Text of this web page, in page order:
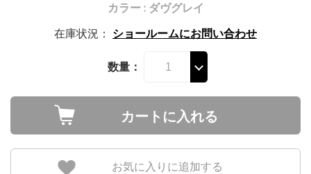
カラー : ダヴグレイ
在庫状況： ショールームにお問い合わせ
数量：
カートに入れる
お気に入りに追加する